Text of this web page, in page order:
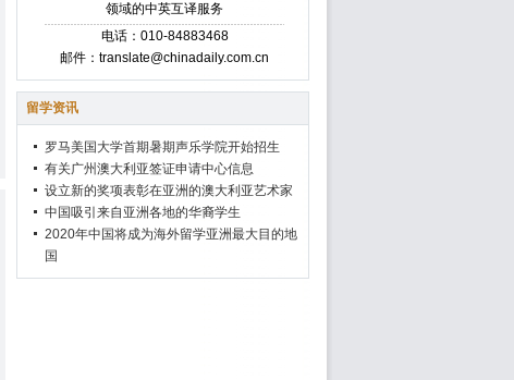
领域的中英互译服务
电话：010-84883468
邮件：translate@chinadaily.com.cn
留学资讯
罗马美国大学首期暑期声乐学院开始招生
有关广州澳大利亚签证申请中心信息
设立新的奖项表彰在亚洲的澳大利亚艺术家
中国吸引来自亚洲各地的华裔学生
2020年中国将成为海外留学亚洲最大目的地
国